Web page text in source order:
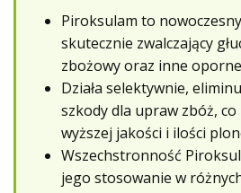
Piroksulam to
skutecznie zwalczający
zbożowy oraz inne
Działa selektywnie,
szkody dla upraw zbóż,
wyższej jakości i ilości
Wszechstronność
jego stosowanie w